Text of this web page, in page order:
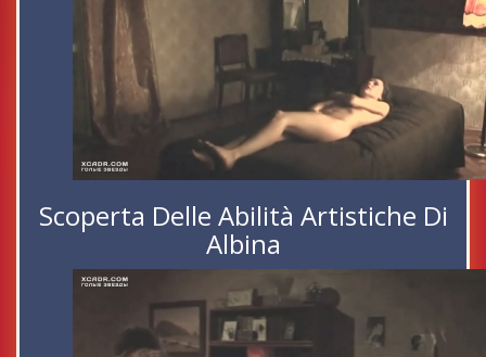
Scoperta Delle Abilità Artistiche Di
Albina